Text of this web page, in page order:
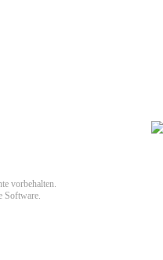
vorbehalten.
Software.